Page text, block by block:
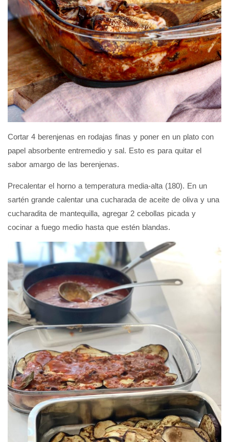
Cortar 4 berenjenas en rodajas finas y poner en un plato con
papel absorbente entremedio y sal. Esto es para quitar el
sabor amargo de las berenjenas.
Precalentar el horno a temperatura media-alta (180). En un
sartén grande calentar una cucharada de aceite de oliva y una
cucharadita de mantequilla, agregar 2 cebollas picada y
cocinar a fuego medio hasta que estén blandas.